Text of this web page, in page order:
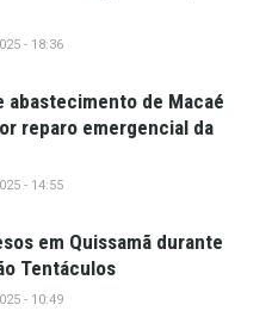
- 18:36
abastecimento de Macaé
reparo emergencial da
- 14:55
em Quissamã durante
Tentáculos
- 10:49